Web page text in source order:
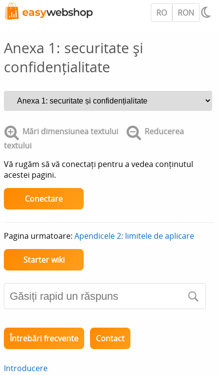
RO RON
Anexa 1: securitate și
confidențialitate
Mări dimensiunea textului
Reducerea
textului
Vă rugăm să vă conectați pentru a vedea conținutul
acestei pagini.
Conectare
Pagina urmatoare: Apendicele 2: limitele de aplicare
Starter wiki
Întrebări frecvente Contact
Introducere